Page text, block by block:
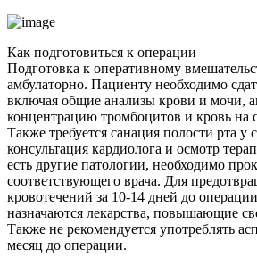
Как подготовиться к операции
Подготовка к оперативному
амбулаторно. Пациенту необходимо
включая общие анализы крови и мочи,
концентрацию тромбоцитов и кровь на
Также требуется санация полости рта у
консультация кардиолога и осмотр
есть другие патологии, необходимо
соответствующего врача. Для
кровотечений за 10-14 дней до
назначаются лекарства, повышающие
Также не рекомендуется употреблять
месяц до операции.